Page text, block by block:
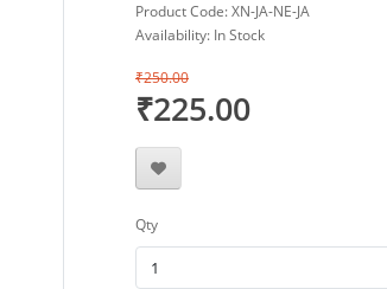
Product Code: XN-JA-NE-JA
Availability: In Stock
₹250.00
₹225.00
Qty